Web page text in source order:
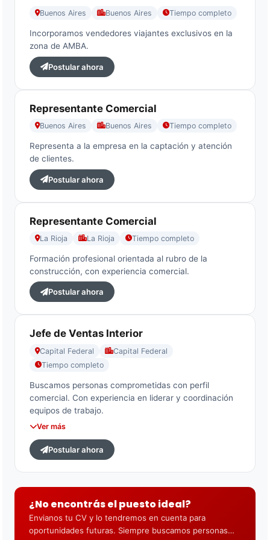
Buenos Aires Buenos Aires Tiempo completo
Incorporamos vendedores viajantes exclusivos en la
zona de AMBA.
Postular ahora
Representante Comercial
Buenos Aires Buenos Aires Tiempo completo
Representa a la empresa en la captación y atención
de clientes.
Postular ahora
Representante Comercial
La Rioja La Rioja Tiempo completo
Formación profesional orientada al rubro de la
construcción, con experiencia comercial.
Postular ahora
Jefe de Ventas Interior
Capital Federal
Capital Federal
Tiempo completo
Buscamos personas comprometidas con perfil
comercial. Con experiencia en liderar y coordinación
equipos de trabajo.
Amplia disponibilidad para viajar, haciendo base en
San Telmo.
Ver más
Postular ahora
¿No encontrás el puesto ideal?
Envianos tu CV y lo tendremos en cuenta para
oportunidades futuras. Siempre buscamos personas